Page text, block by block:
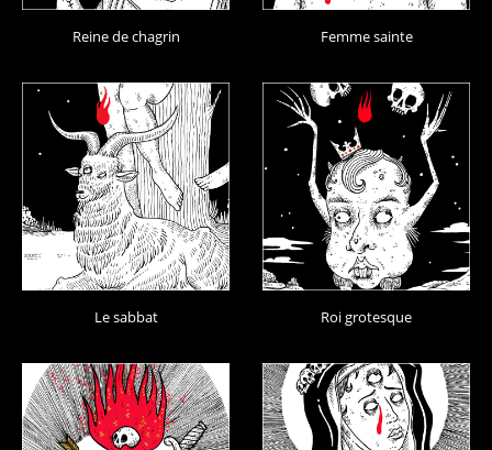
Reine de chagrin Femme sainte
Le sabbat Roi grotesque